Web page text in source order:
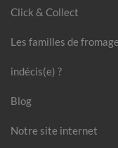
Click & Collect
Les familles de fromage
indécis(e) ?
Blog
Notre site internet